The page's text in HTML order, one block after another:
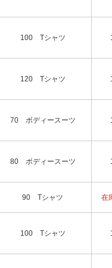
100 Tシャツ
120 Tシャツ
70 ボディースーツ
80 ボディースーツ
90 Tシャツ 在
100 Tシャツ